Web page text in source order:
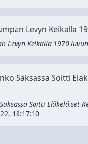
Levyn Keikalla
Levyn Keikalla 1970
Saksassa Soitti
Soitti Eläkeläiset
18:17:10